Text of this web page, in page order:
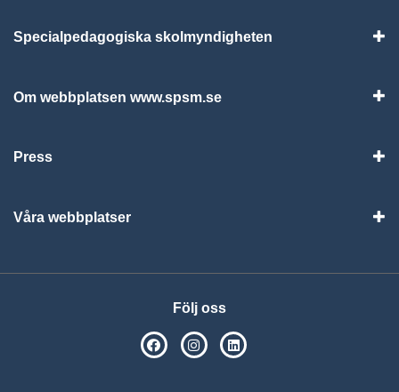
Specialpedagogiska skolmyndigheten
Om webbplatsen www.spsm.se
Press
Våra webbplatser
Följ oss
SPSM på Facebook
SPSM på Instagram